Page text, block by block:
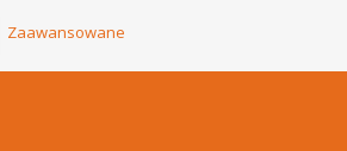
Zaawansowane